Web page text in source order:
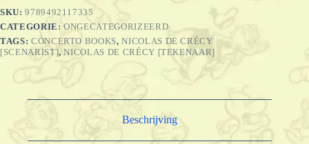
SKU:9789492117335
CATEGORIE:ONGECATEGORIZEERD
TAGS: CONCERTO BOOKS,NICOLAS DE CRÉCY
[SCENARIST],NICOLAS DE CRÉCY [TEKENAAR]
Beschrijving